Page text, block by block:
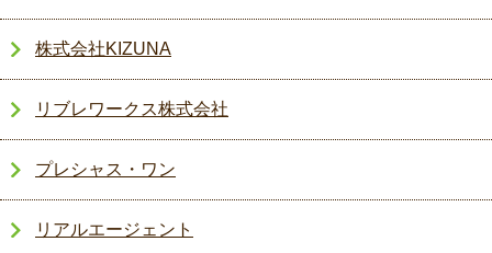
株式会社KIZUNA
リブレワークス株式会社
プレシャス・ワン
リアルエージェント